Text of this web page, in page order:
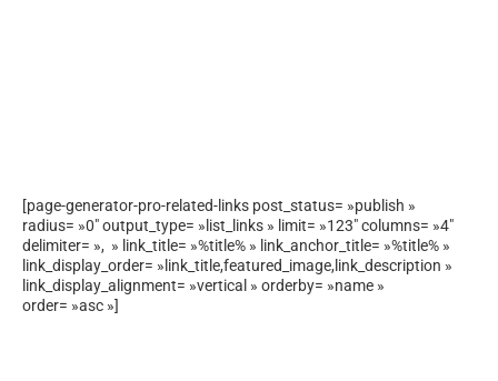
[page-generator-pro-related-links post_status= »publish »
radius= »0″ output_type= »list_links » limit= »123″ columns= »4″
delimiter= », » link_title= »%title% » link_anchor_title= »%title% »
link_display_order= »link_title,featured_image,link_description »
link_display_alignment= »vertical » orderby= »name »
order= »asc »]